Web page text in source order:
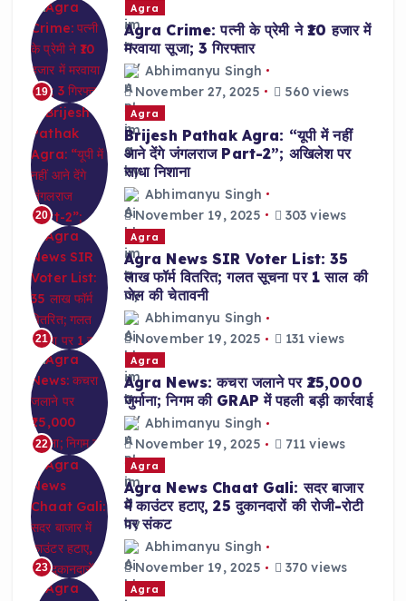
19
Agra
Agra Crime: पत्नी के प्रेमी ने ₹10 हजार में
मरवाया सूजा; 3 गिरफ्तार
Abhimanyu Singh
November 27, 2025
560 views
20
Agra
Brijesh Pathak Agra: “यूपी में नहीं
आने देंगे जंगलराज Part-2”; अखिलेश पर
साधा निशाना
Abhimanyu Singh
November 19, 2025
303 views
21
Agra
Agra News SIR Voter List: 35
लाख फॉर्म वितरित; गलत सूचना पर 1 साल की
जेल की चेतावनी
Abhimanyu Singh
November 19, 2025
131 views
22
Agra
Agra News: कचरा जलाने पर ₹25,000
जुर्माना; निगम की GRAP में पहली बड़ी कार्रवाई
Abhimanyu Singh
November 19, 2025
711 views
23
Agra
Agra News Chaat Gali: सदर बाजार
में काउंटर हटाए, 25 दुकानदारों की रोजी-रोटी
पर संकट
Abhimanyu Singh
November 19, 2025
370 views
Agra